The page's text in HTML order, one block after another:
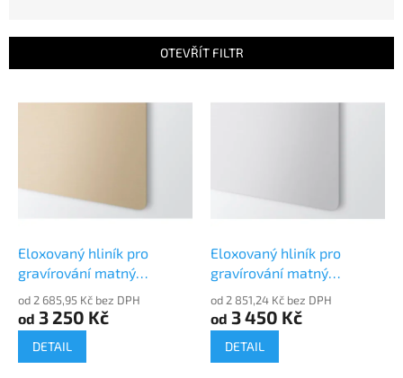
í
OTEVŘÍT FILTR
p
Eloxovaný hliník pro
gravírování matný
niklovaný stříbrný 30105-
50
od 2 685,95 Kč bez DPH
od 3 250 Kč
DETAIL
Eloxovaný hliník pro
gravírování matný
saténové stříbro 30105-00
od 2 851,24 Kč bez DPH
od 3 450 Kč
DETAIL